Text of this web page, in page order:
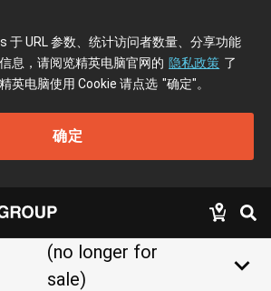
于 URL 参数、统计访问者数量、分享功能
息，请阅览精英电脑官网的 隐私政策 了
英电脑使用 Cookie 请点选 "确定"。
确定
(no longer for
sale)
keyboard_arrow_down